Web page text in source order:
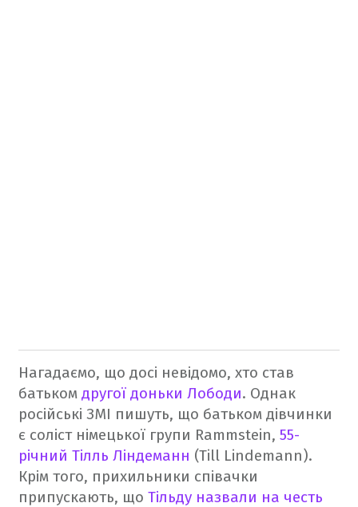
Нагадаємо, що досі невідомо, хто став
батьком другої доньки Лободи. Однак
російські ЗМІ пишуть, що батьком дівчинки
є соліст німецької групи Rammstein, 55-
річний Тілль Ліндеманн (Till Lindemann).
Крім того, прихильники співачки
припускають, що Тільду назвали на честь